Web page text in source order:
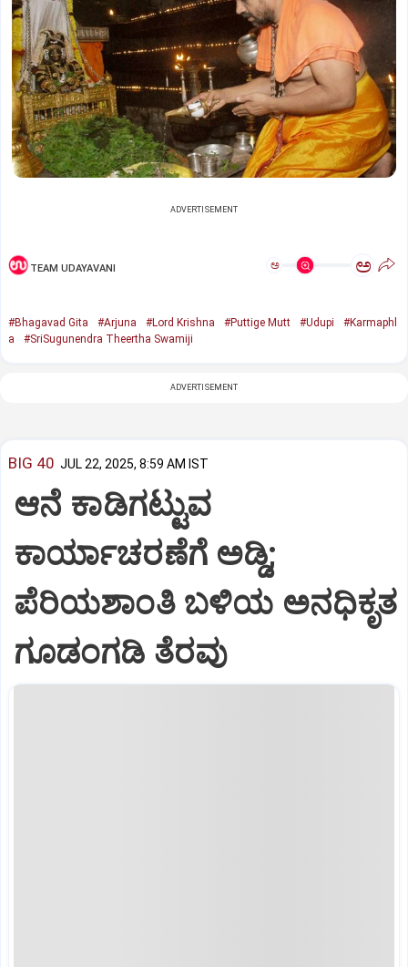
ADVERTISEMENT
TEAM UDAYAVANI ಅ ಅ
#Bhagavad Gita #Arjuna #Lord Krishna #Puttige Mutt #Udupi
#Karmaphl
a
#SriSugunendra Theertha Swamiji
ADVERTISEMENT
BIG 40 JUL 22, 2025, 8:59 AM IST
ಆನೆ ಕಾಡಿಗಟ್ಟುವ
ಕಾರ್ಯಾಚರಣೆಗೆ ಅಡ್ಡಿ;
ಪೆರಿಯಶಾಂತಿ ಬಳಿಯ ಅನಧಿಕೃತ
ಗೂಡಂಗಡಿ ತೆರವು